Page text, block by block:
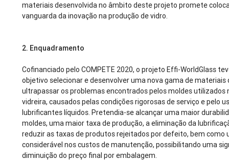
materiais desenvolvida no âmbito deste projeto promete
vanguarda da inovação na produção de vidro.
2. Enquadramento
Cofinanciado pelo COMPETE 2020, o projeto Effi-WorldGlass
objetivo selecionar e desenvolver uma nova gama de materiais
ultrapassar os problemas encontrados pelos moldes utilizados
vidreira, causados pelas condições rigorosas de serviço e pelo
lubrificantes líquidos. Pretendia-se alcançar uma maior
moldes, uma maior taxa de produção, a eliminação da
reduzir as taxas de produtos rejeitados por defeito, bem como
considerável nos custos de manutenção, possibilitando uma
diminuição do preço final por embalagem.